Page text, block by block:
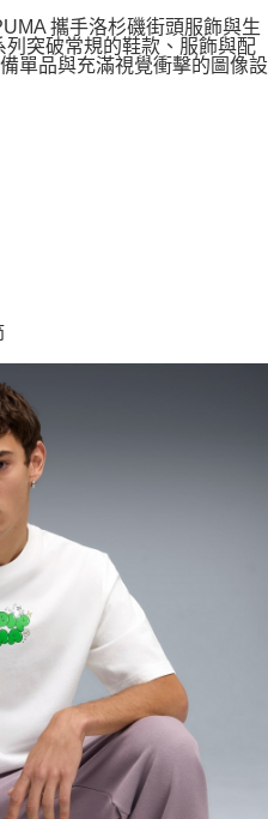
攜手洛杉磯街頭服飾與生
突破常規的鞋款、服飾與配
單品與充滿視覺衝擊的圖像設